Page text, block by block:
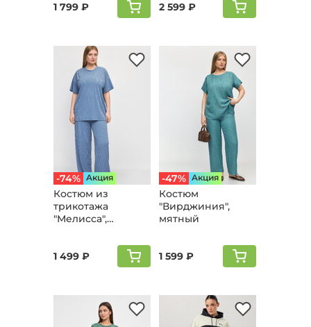
1 799 ₽ 2 599 ₽
-74% Aкция
Костюм из
трикотажа
"Мелисса",
1 499 ₽
-47% Aкция
Костюм
"Вирджиния",
мятный
1 599 ₽